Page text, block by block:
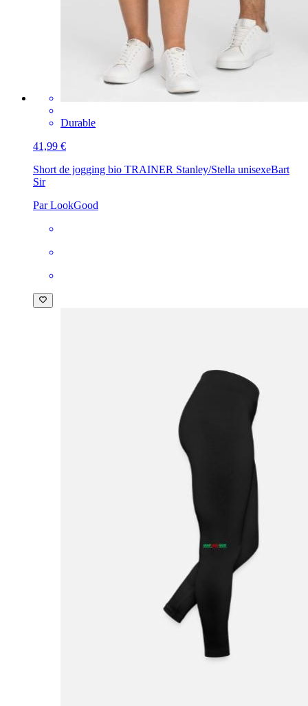
Durable
41,99 €
Short de jogging bio TRAINER Stanley/Stella unisexeBart
Sir
Par LookGood